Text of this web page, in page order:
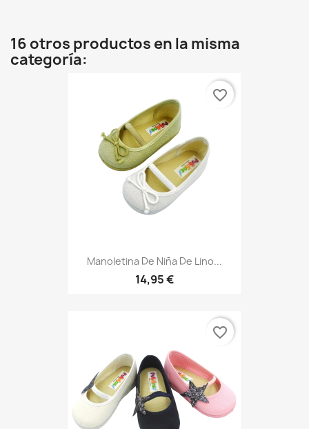
16 otros productos en la misma
categoría:
Manoletina De Niña De Lino...
14,95 €
favorite_border
favorite_border